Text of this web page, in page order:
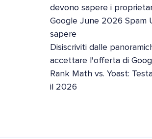
devono sapere i
Google June 2026 Spam
sapere
Disiscriviti dalle
accettare l'offerta di
Rank Math vs. Yoast:
il 2026